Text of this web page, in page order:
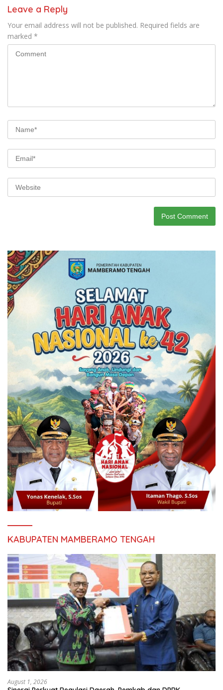
Leave a Reply
Your email address will not be published. Required fields are
marked *
KABUPATEN MAMBERAMO TENGAH
August 1, 2026